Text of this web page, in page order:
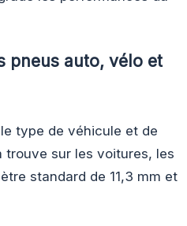
pneus auto, vélo et
type de véhicule et de
sur les voitures, les
standard de 11,3 mm et